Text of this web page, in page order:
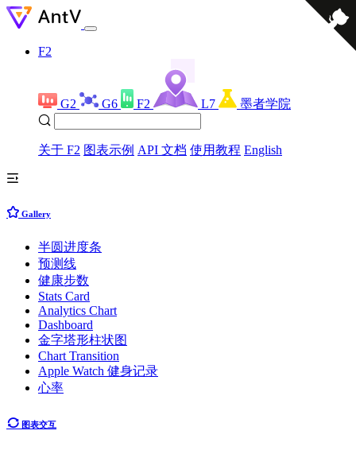
F2
G2 G6 F2 L7 墨者学院
关于 F2 图表示例 API 文档 使用教程 English
Gallery
半圆进度条
预测线
健康步数
Stats Card
Analytics Chart
Dashboard
金字塔形柱状图
Chart Transition
Apple Watch 健身记录
心率
图表交互